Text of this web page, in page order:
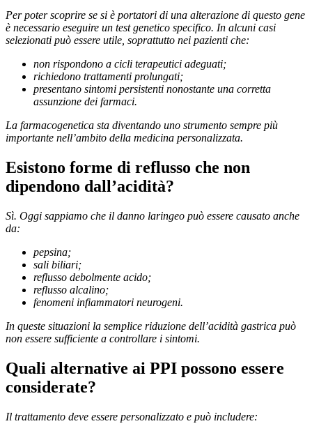
Per poter scoprire se si è portatori di una alterazione di questo gene
è necessario eseguire un test genetico specifico. In alcuni casi
selezionati può essere utile, soprattutto nei pazienti che:
non rispondono a cicli terapeutici adeguati;
richiedono trattamenti prolungati;
presentano sintomi persistenti nonostante una corretta
assunzione dei farmaci.
La farmacogenetica sta diventando uno strumento sempre più
importante nell’ambito della medicina personalizzata.
Esistono forme di reflusso che non
dipendono dall’acidità?
Sì. Oggi sappiamo che il danno laringeo può essere causato anche
da:
pepsina;
sali biliari;
reflusso debolmente acido;
reflusso alcalino;
fenomeni infiammatori neurogeni.
In queste situazioni la semplice riduzione dell’acidità gastrica può
non essere sufficiente a controllare i sintomi.
Quali alternative ai PPI possono essere
considerate?
Il trattamento deve essere personalizzato e può includere: